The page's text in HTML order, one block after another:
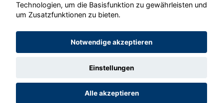
© konjunkturmotor.de GmbH 2020 - 2026
Technologien, um die Basisfunktion zu gewährleisten und
um Zusatzfunktionen zu bieten.
Notwendige akzeptieren
Einstellungen
Alle akzeptieren